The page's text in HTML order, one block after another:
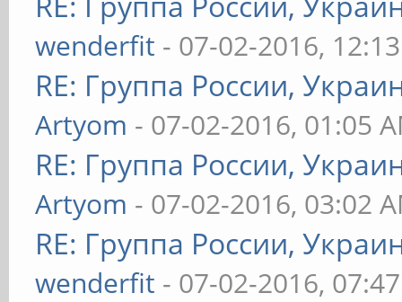
wenderfit - 07-02-2016,
RE: Группа России,
Artyom - 07-02-2016, 01:05
RE: Группа России,
Artyom - 07-02-2016, 03:02
RE: Группа России,
wenderfit - 07-02-2016,